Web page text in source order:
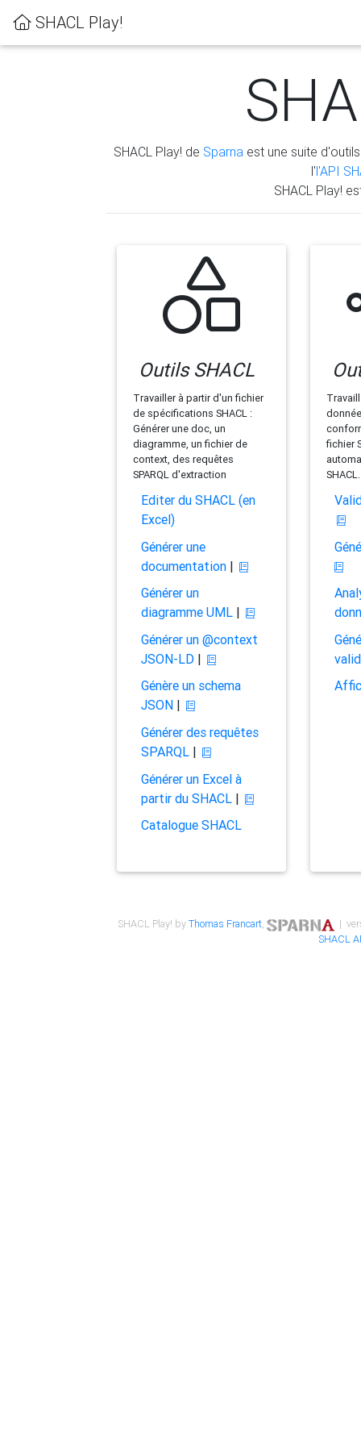
SHACL Play!
SHACL Play! de Sparna est une suite
l'l'API
SHACL Play!
Outils SHACL
Travailler à partir d'un fichier
de spécifications SHACL :
Générer une doc, un
diagramme, un fichier de
context, des requêtes
SPARQL d'extraction
Editer du SHACL (en
Excel)
Générer une
documentation|
Générer un
diagramme UML|
Générer un @context
JSON-LD|
Génère un schema
JSON|
Générer des requêtes
SPARQL|
Générer un Excel à
partir du SHACL|
Catalogue SHACL
fichier
SHACL.
SHACL Play! byThomas Francart,
|
SHACL